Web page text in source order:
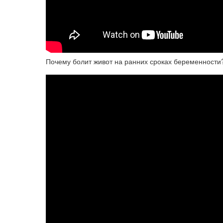
Почему болит живот на ранних сроках